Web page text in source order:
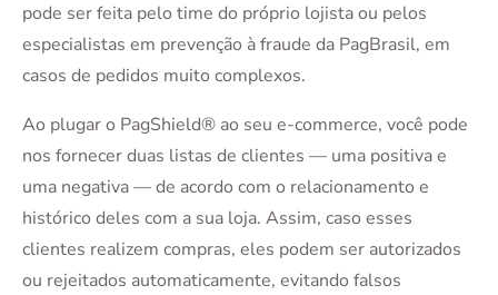
pode ser feita pelo time do próprio lojista ou pelos
especialistas em prevenção à fraude da PagBrasil, em
casos de pedidos muito complexos.
Ao plugar o PagShield® ao seu e-commerce, você pode
nos fornecer duas listas de clientes — uma positiva e
uma negativa — de acordo com o relacionamento e
histórico deles com a sua loja. Assim, caso esses
clientes realizem compras, eles podem ser autorizados
ou rejeitados automaticamente, evitando falsos